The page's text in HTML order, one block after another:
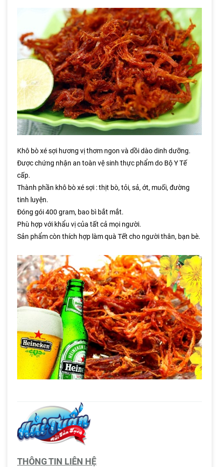
Khô bò xé sợi hương vị thơm ngon và dồi dào dinh dưỡng.
Được chứng nhận an toàn vệ sinh thực phẩm do Bộ Y Tế
cấp.
Thành phần khô bò xé sợi : thịt bò, tỏi, sả, ớt, muối, đường
tinh luyện.
Đóng gói 400 gram, bao bì bắt mắt.
Phù hợp với khẩu vị của tất cả mọi người.
Sản phẩm còn thích hợp làm quà Tết cho người thân, bạn bè.
THÔNG TIN LIÊN HỆ